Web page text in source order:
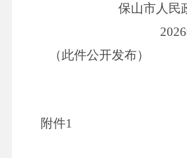
保山市人民
2026
（此件公开发布）
附件1